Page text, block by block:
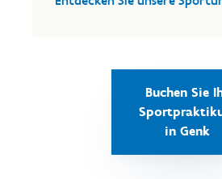
Buchen Sie
in Genk